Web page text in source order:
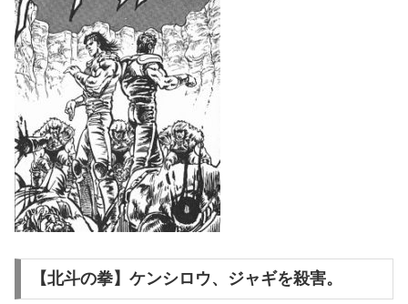
【北斗の拳】ケンシロウ、ジャギを殺害。